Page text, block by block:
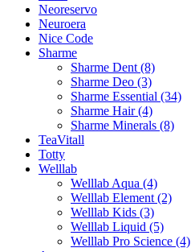
Neoreservo
Neuroera
Nice Code
Sharme
Sharme Dent (8)
Sharme Deo (3)
Sharme Essential (34)
Sharme Hair (4)
Sharme Minerals (8)
TeaVitall
Totty
Welllab
Welllab Aqua (4)
Welllab Element (2)
Welllab Kids (3)
Welllab Liquid (5)
Welllab Pro Science (4)